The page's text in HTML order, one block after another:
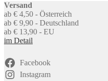
Versand
ab € 4,50 - Österreich
ab € 9,90 - Deutschland
ab € 13,90 - EU
im Detail
Facebook
Instagram